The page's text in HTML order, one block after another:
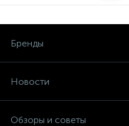
Бренды
Новости
Обзоры и советы